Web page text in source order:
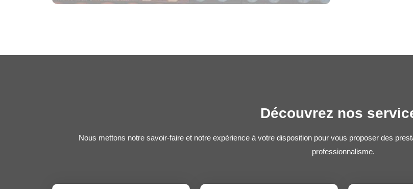
Découvrez nos
Nous mettons notre savoir-faire et notre expérience à votre disposition pour vous proposer des
professionnalisme.